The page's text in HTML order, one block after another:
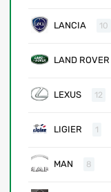
LANCIA 10
LAND ROVER
LEXUS 12
LIGIER 1
MAN 8